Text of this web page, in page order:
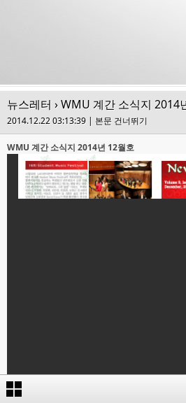
뉴스레터 › WMU 계간 소식지 2014
2014.12.22 03:13:39 | 본문 건너뛰기
WMU 계간 소식지 2014년 12월호